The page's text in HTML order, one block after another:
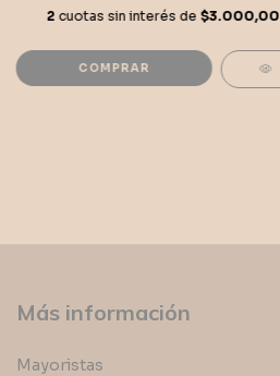
2 cuotas sin interés de $3.000,00
Más información
Mayoristas